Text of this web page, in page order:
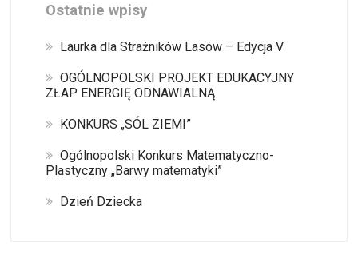
Ostatnie wpisy
Laurka dla Strażników Lasów – Edycja V
OGÓLNOPOLSKI PROJEKT EDUKACYJNY
ZŁAP ENERGIĘ ODNAWIALNĄ
KONKURS „SÓL ZIEMI”
Ogólnopolski Konkurs Matematyczno-
Plastyczny „Barwy matematyki”
Dzień Dziecka